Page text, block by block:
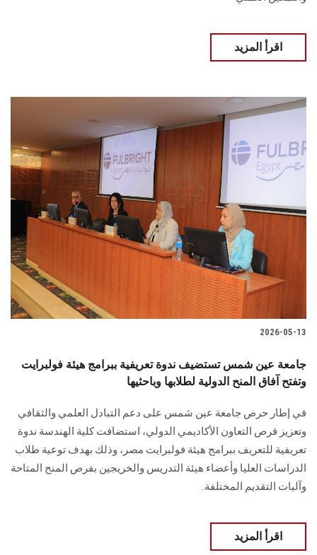
اقرأ المزيد
2026-05-13
جامعة عين شمس تستضيف ندوة تعريفية ببرامج هيئة فولبرايت
وتفتح آفاق المنح الدولية لطلابها وباحثيها
في إطار حرص جامعة عين شمس على دعم التبادل العلمي والثقافي
وتعزيز فرص التعاون الأكاديمي الدولي، استضافت كلية الهندسة ندوة
تعريفية للتعريف ببرامج هيئة فولبرايت مصر، وذلك بهدف توعية طلاب
الدراسات العليا وأعضاء هيئة التدريس والخريجين بفرص المنح المتاحة
وآليات التقديم المختلفة.
اقرأ المزيد